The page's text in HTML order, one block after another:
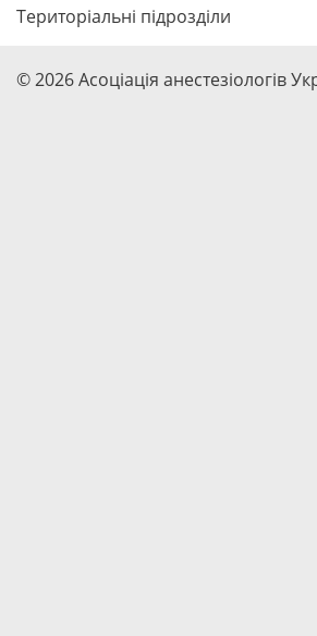
Територіальні підрозділи
© 2026 Асоціація анестезіологів